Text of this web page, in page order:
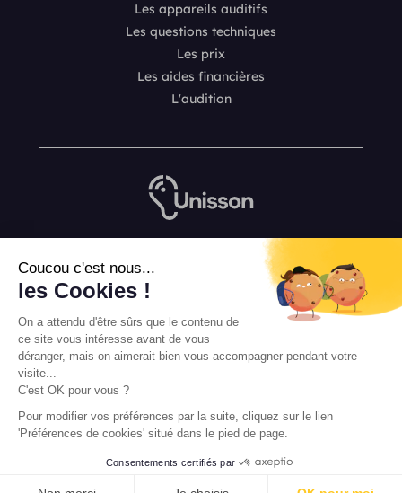
Coucou c'est nous...
les Cookies !
On a attendu d'être sûrs que le contenu de
ce site vous intéresse avant de vous
déranger, mais on aimerait bien vous accompagner pendant votre
visite...
C'est OK pour vous ?
Pour modifier vos préférences par la suite, cliquez sur le lien
'Préférences de cookies' situé dans le pied de page.
Consentements certifiés par
Les appareils auditifs
Les questions techniques
Les prix
Les aides financières
L'audition
L’équipe de rédaction Unisson
Conditions Générales de Vente